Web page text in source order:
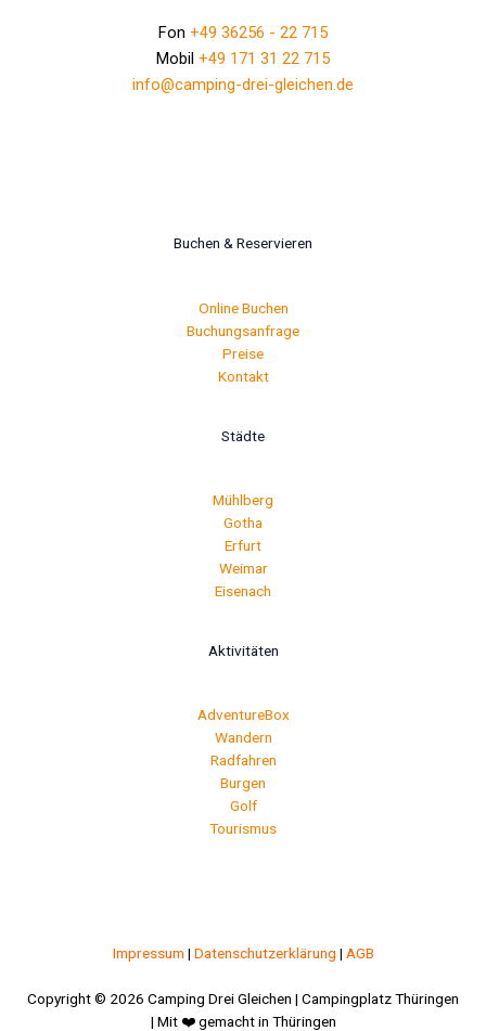
Fon +49 36256 - 22 715
Mobil +49 171 31 22 715
info@camping-drei-gleichen.de
Buchen & Reservieren
Online Buchen
Buchungsanfrage
Preise
Kontakt
Städte
Mühlberg
Gotha
Erfurt
Weimar
Eisenach
Aktivitäten
AdventureBox
Wandern
Radfahren
Burgen
Golf
Tourismus
Impressum | Datenschutzerklärung | AGB
Copyright © 2026 Camping Drei Gleichen | Campingplatz Thüringen
| Mit ❤️ gemacht in Thüringen